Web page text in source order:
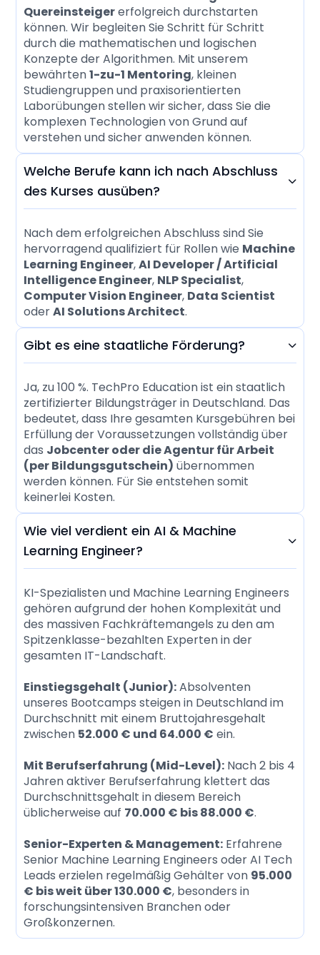
Quereinsteigererfolgreich durchstarten
können. Wir begleiten Sie Schritt für Schritt
durch die mathematischen und logischen
Konzepte der Algorithmen. Mit unserem
bewährten1-zu-1 Mentoring, kleinen
Studiengruppen und praxisorientierten
Laborübungen stellen wir sicher, dass Sie die
komplexen Technologien von Grund auf
verstehen und sicher anwenden können.
Welche Berufe kann ich nach Abschluss
des Kurses ausüben?

Nach dem erfolgreichen Abschluss sind Sie
hervorragend qualifiziert für Rollen wie Machine
Learning Engineer,AI Developer / Artificial
Intelligence Engineer, NLP Specialist,
Computer Vision Engineer, Data Scientist
oderAI Solutions Architect.
Gibt es eine staatliche Förderung? 
Ja, zu 100 %. TechPro Education ist ein staatlich
zertifizierter Bildungsträger in Deutschland. Das
bedeutet, dass Ihre gesamten Kursgebühren bei
Erfüllung der Voraussetzungen vollständig über
das Jobcenter oder die Agentur für Arbeit
(per Bildungsgutschein) übernommen
werden können. Für Sie entstehen somit
keinerlei Kosten.
Wie viel verdient ein AI & Machine
Learning Engineer?

KI-Spezialisten und Machine Learning Engineers
gehören aufgrund der hohen Komplexität und
des massiven Fachkräftemangels zu den am
Spitzenklasse-bezahlten Experten in der
gesamten IT-Landschaft.
Einstiegsgehalt (Junior):Absolventen
unseres Bootcamps steigen in Deutschland im
Durchschnitt mit einem Bruttojahresgehalt
zwischen 52.000 € und 64.000 € ein.
Mit Berufserfahrung (Mid-Level): Nach 2 bis 4
Jahren aktiver Berufserfahrung klettert das
Durchschnittsgehalt in diesem Bereich
üblicherweise auf 70.000 € bis 88.000 €.
Senior-Experten & Management: Erfahrene
Senior Machine Learning Engineers oder AI Tech
Leads erzielen regelmäßig Gehälter von 95.000
€ bis weit über 130.000 €, besonders in
forschungsintensiven Branchen oder
Großkonzernen.